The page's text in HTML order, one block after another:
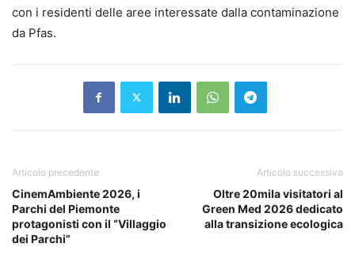
con i residenti delle aree interessate dalla contaminazione
da Pfas.
Articolo precedente
CinemAmbiente 2026, i
Parchi del Piemonte
protagonisti con il “Villaggio
dei Parchi”
Articolo successivo
Oltre 20mila visitatori al
Green Med 2026 dedicato
alla transizione ecologica